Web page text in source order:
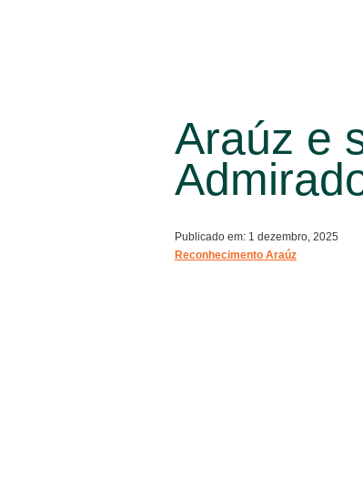
Araúz e
Publicado em: 1 dezembro, 2025
Reconhecimento Araúz